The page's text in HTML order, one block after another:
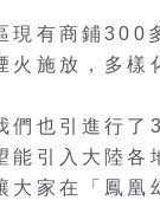
現有商鋪300
施放，多樣
們也引進行了
引入大陸各
家在「鳳凰